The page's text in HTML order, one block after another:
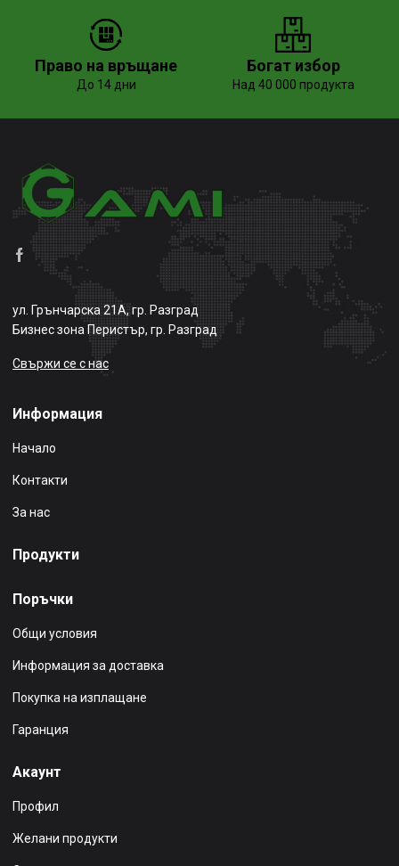
Право на връщане
До 14 дни
Богат избор
Над 40 000 продукта
ул. Грънчарска 21А, гр. Разград
Бизнес зона Перистър, гр. Разград
Свържи се с нас
Информация
Начало
Контакти
За нас
Продукти
Поръчки
Общи условия
Информация за доставка
Покупка на изплащане
Гаранция
Акаунт
Профил
Желани продукти